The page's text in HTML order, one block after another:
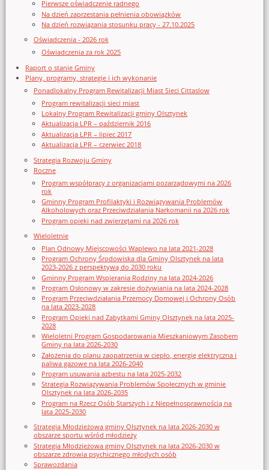
Pierwsze oświadczenie radnego
Na dzień zaprzestania pełnienia obowiązków
Na dzień rozwiązania stosunku pracy - 27.10.2025
Oświadczenia - 2026 rok
Oświadczenia za rok 2025
Raport o stanie Gminy
Plany, programy, strategie i ich wykonanie
Ponadlokalny Program Rewitalizacji Miast Sieci Cittaslow
Program rewitalizacji sieci miast
Lokalny Program Rewitalizacji gminy Olsztynek
Aktualizacja LPR – październik 2016
Aktualizacja LPR – lipiec 2017
Aktualizacja LPR – czerwiec 2018
Strategia Rozwoju Gminy
Roczne
Program współpracy z organizacjami pozarządowymi na 2026
rok
Gminny Program Profilaktyki i Rozwiązywania Problemów
Alkoholowych oraz Przeciwdziałania Narkomanii na 2026 rok
Program opieki nad zwierzętami na 2026 rok
Wieloletnie
Plan Odnowy Miejscowości Waplewo na lata 2021-2028
Program Ochrony Środowiska dla Gminy Olsztynek na lata
2023-2026 z perspektywą do 2030 roku
Gminny Program Wspierania Rodziny na lata 2024-2026
Program Osłonowy w zakresie dożywiania na lata 2024-2028
Program Przeciwdziałania Przemocy Domowej i Ochrony Osób
na lata 2023-2028
Program Opieki nad Zabytkami Gminy Olsztynek na lata 2025-
2028
Wieloletni Program Gospodarowania Mieszkaniowym Zasobem
Gminy na lata 2026-2030
Założenia do planu zaopatrzenia w ciepło, energię elektryczna i
paliwa gazowe na lata 2026-2040
Program usuwania azbestu na lata 2025-2032
Strategia Rozwiązywania Problemów Społecznych w gminie
Olsztynek na lata 2026-2035
Program na Rzecz Osób Starszych i z Niepełnosprawnością na
lata 2025-2030
Strategia Młodzieżowa gminy Olsztynek na lata 2026-2030 w
obszarze sportu wśród młodzieży
Strategia Młodzieżowa gminy Olsztynek na lata 2026-2030 w
obszarze zdrowia psychicznego młodych osób
Sprawozdania